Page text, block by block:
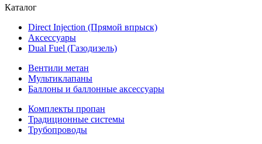
Каталог
Direct Injection (Прямой впрыск)
Аксессуары
Dual Fuel (Газодизель)
Вентили метан
Мультиклапаны
Баллоны и баллонные аксессуары
Комплекты пропан
Традиционные системы
Трубопроводы